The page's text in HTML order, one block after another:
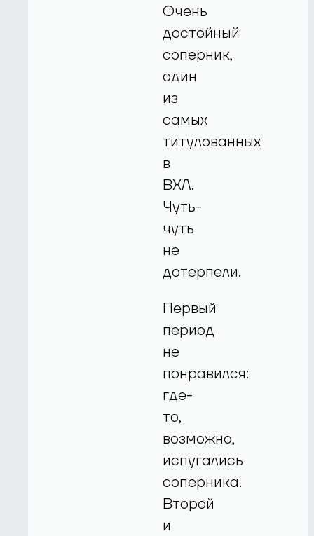
Очень
достойный
соперник,
один
из
самых
титулованных
в
ВХЛ.
Чуть-
чуть
не
дотерпели.
Первый
период
не
понравился:
где-
то,
возможно,
испугались
соперника.
Второй
и